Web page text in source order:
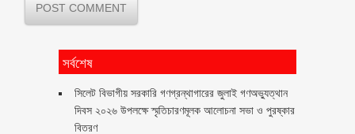
সর্বশেষ
সিলেট বিভাগীয় সরকারি গণগ্রন্থাগারের জুলাই গণঅভ্যুত্থান
দিবস ২০২৬ উপলক্ষে স্মৃতিচারণমূলক আলোচনা সভা ও পুরষ্কার
বিতরণ ‎ ‎